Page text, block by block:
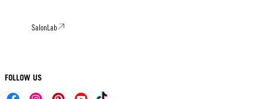
SalonLab
FOLLOW US